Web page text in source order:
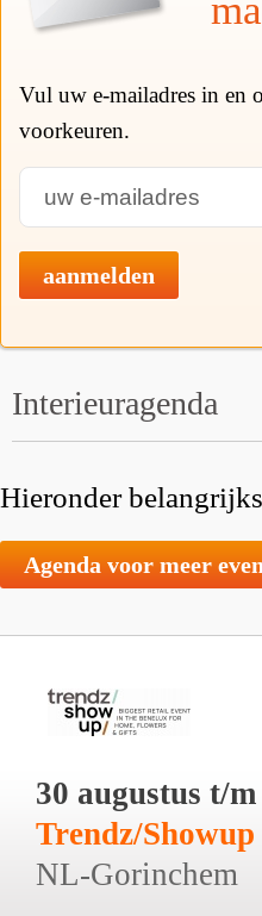
Vul uw e-mailadres in en
voorkeuren.
aanmelden
Interieuragenda
Hieronder
Agenda voor meer
30 augustus t/
Trendz/Showup
NL-Gorinchem